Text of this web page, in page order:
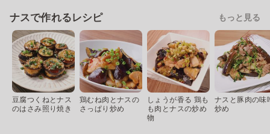
ナスで作れるレシピ もっと見る
豆腐つくねとナス
のはさみ照り焼き
鶏むね肉とナスの
さっぱり炒め
しょうが香る 鶏も
も肉とナスの炒め
物
ナスと豚肉の味
炒め